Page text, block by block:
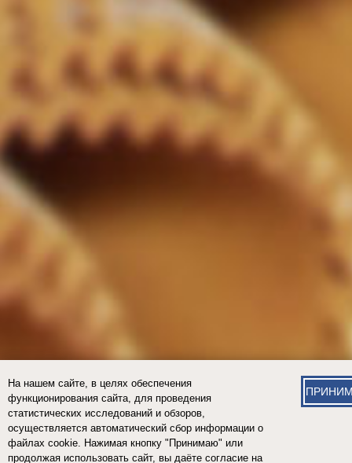
На нашем сайте, в целях обеспечения
функционирования сайта, для проведения
статистических исследований и обзоров,
осуществляется автоматический сбор информации о
файлах cookie. Нажимая кнопку "Принимаю" или
продолжая использовать сайт, вы даёте согласие на